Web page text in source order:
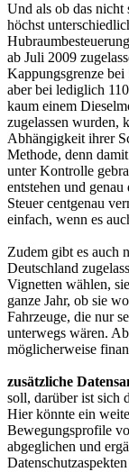
Und als ob das nicht
höchst
ab Juli 2009
Kappungsgrenze
aber bei lediglich
kaum einem
zugelassen wurden,
Abhängigkeit ihrer
Methode, denn
unter Kontrolle
entstehen und
Steuer centgenau
einfach, wenn es
Zudem gibt es auch
Deutschland
Vignetten wählen,
ganze Jahr, ob sie
Fahrzeuge, die nur
unterwegs wären.
möglicherweise
zusätzliche
soll, darüber ist sich
Hier könnte ein
Bewegungsprofile
abgeglichen und